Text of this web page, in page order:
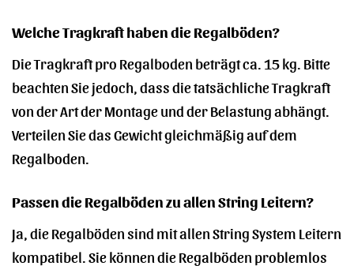
Welche Tragkraft haben die Regalböden?
Die Tragkraft pro Regalboden beträgt ca. 15 kg. Bitte
beachten Sie jedoch, dass die tatsächliche Tragkraft
von der Art der Montage und der Belastung abhängt.
Verteilen Sie das Gewicht gleichmäßig auf dem
Regalboden.
Passen die Regalböden zu allen String Leitern?
Ja, die Regalböden sind mit allen String System Leitern
kompatibel. Sie können die Regalböden problemlos